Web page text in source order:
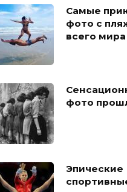
Самые
фото с
всего мира
фото
Эпические